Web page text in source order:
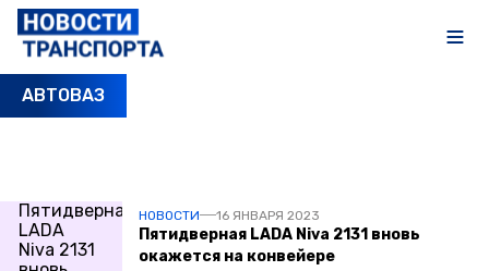
АВТОВАЗ
НОВОСТИ 16 ЯНВАРЯ 2023
Пятидверная LADA Niva 2131 вновь
окажется на конвейере